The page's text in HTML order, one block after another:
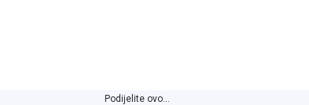
Podijelite ovo...